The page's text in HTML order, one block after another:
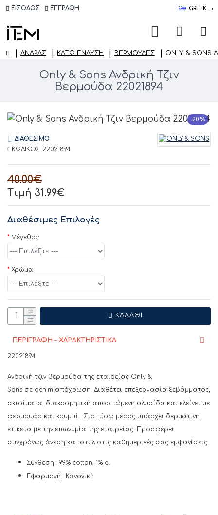
ΕΙΣΟΔΟΣ ΕΓΓΡΑΦΗ GREEK
ΑΝΔΡΑΣ ΚΆΤΩ ΈΝΔΥΣΗ ΒΕΡΜΟΎΔΕΣ ONLY & SONS
Only & Sons Ανδρική Τζιν
Βερμούδα 22021894
-20 %
Τιμή 31.99€
40.00€
ΔΙΑΘΕΣΙΜΟ
ΚΩΔΙΚΟΣ: 22021894
Διαθέσιμες Επιλογές
Μέγεθος
Χρώμα
ΚΑΛΆΘΙ
ΠΕΡΙΓΡΑΦΗ - ΧΑΡΑΚΤΗΡΙΣΤΙΚΑ
22021894
Ανδρική τζιν βερμούδα της εταιρείας Only &
Sons σε denim απόχρωση. Διαθέτει επεξεργασία ξεβάμματος,
σκισίματα, διακοσμητική αποσπώμενη αλυσίδα και κλείνει με
φερμουάρ και κουμπί. Στο πίσω μέρος υπάρχει δερμάτινη
ετικέτα με την επωνυμία της εταιρείας. Προσφέρει
συγχρόνως άνεση και στυλ στις καθημερινές σας εμφανίσεις.
Σύνθεση : 99% cotton, 1% el
Εφαρμογή : Κανονική